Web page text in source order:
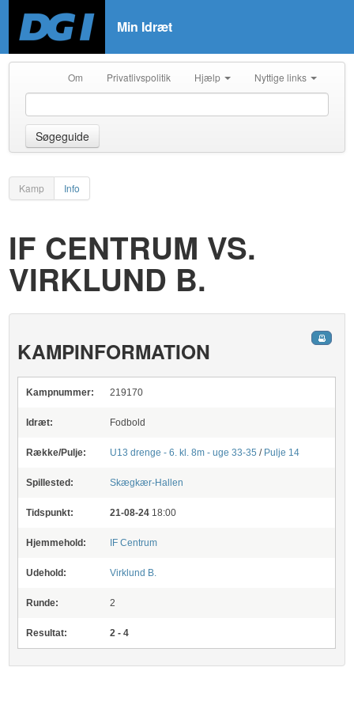
Min Idræt
Om Privatlivspolitik Hjælp Nyttige links
Søgeguide
Kamp Info
IF CENTRUM VS.
VIRKLUND B.
KAMPINFORMATION
Kampnummer: 219170
Idræt: Fodbold
Række/Pulje: U13 drenge - 6. kl. 8m - uge 33-35 / Pulje 14
Spillested: Skægkær-Hallen
Tidspunkt: 21-08-24 18:00
Hjemmehold: IF Centrum
Udehold: Virklund B.
Runde: 2
Resultat: 2 - 4